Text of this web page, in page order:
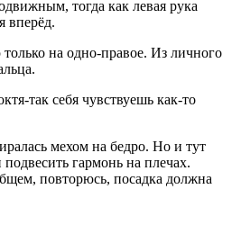
тогда как левая рука
вперёд.
на одно-правое. Из личного
так себя чувствуешь как-то
мехом на бедро. Но и тут
гармонь на плечах.
повторюсь, посадка должна